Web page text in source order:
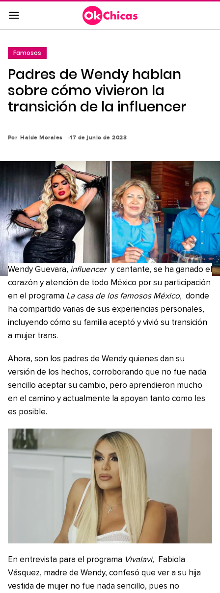
Saltar
al
contenido
a
la
navegación
principal
Famosos
Padres de Wendy hablan
sobre cómo vivieron la
transición de la influencer
Por Haide Morales 17 de junio de 2023
Wendy Guevara, influencer y cantante, se ha ganado el
corazón y atención de todo México por su participación
en el programa La casa de los famosos México, donde
ha compartido varias de sus experiencias personales,
incluyendo cómo su familia aceptó y vivió su transición
a mujer trans.
Ahora, son los padres de Wendy quienes dan su
versión de los hechos, corroborando que no fue nada
sencillo aceptar su cambio, pero aprendieron mucho
en el camino y actualmente la apoyan tanto como les
es posible.
En entrevista para el programa Vivalavi,
Fabiola
Vásquez, madre de Wendy, confesó que ver a su hija
vestida de mujer no fue nada sencillo, pues no